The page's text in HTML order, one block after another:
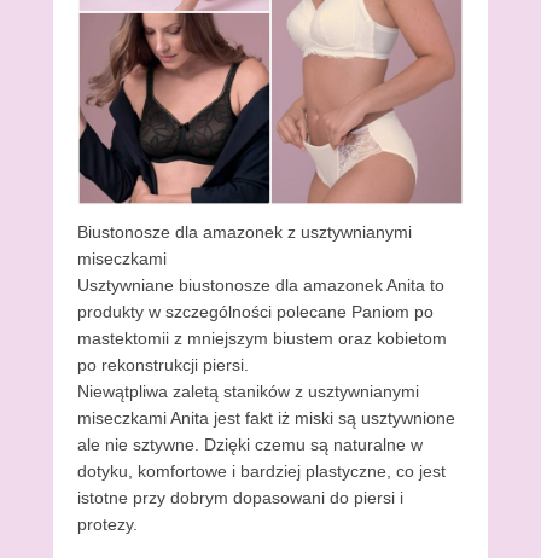
Biustonosze dla amazonek z usztywnianymi
miseczkami
Usztywniane biustonosze dla amazonek Anita to
produkty w szczególności polecane Paniom po
mastektomii z mniejszym biustem oraz kobietom
po rekonstrukcji piersi.
Niewątpliwa zaletą staników z usztywnianymi
miseczkami Anita jest fakt iż miski są usztywnione
ale nie sztywne. Dzięki czemu są naturalne w
dotyku, komfortowe i bardziej plastyczne, co jest
istotne przy dobrym dopasowani do piersi i
protezy.